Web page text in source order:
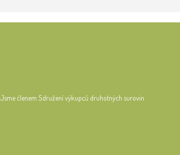
Jsme členem Sdružení výkupců druhotných surovin